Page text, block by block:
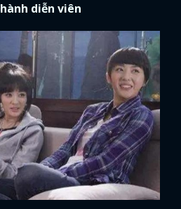
diễn viên